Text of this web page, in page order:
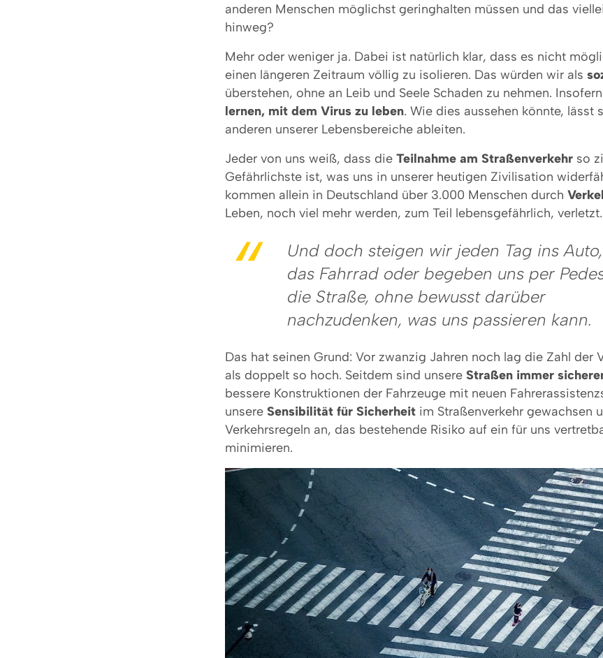
anderen Menschen möglichst geringhalten müssen und das
hinweg?
Mehr oder weniger ja. Dabei ist natürlich klar, dass es nicht
einen längeren Zeitraum völlig zu isolieren. Das würden wir als
überstehen, ohne an Leib und Seele Schaden zu nehmen.
lernen, mit dem Virus zu leben. Wie dies aussehen könnte, lässt
anderen unserer Lebensbereiche ableiten.
Jeder von uns weiß, dass die Teilnahme am Straßenverkehr so
Gefährlichste ist, was uns in unserer heutigen Zivilisation
kommen allein in Deutschland über 3.000 Menschen durch
Leben, noch viel mehr werden, zum Teil lebensgefährlich, verletzt.
Und doch steigen wir jeden Tag ins
das Fahrrad oder begeben uns per
die Straße, ohne bewusst darüber
nachzudenken, was uns passieren kann.
Das hat seinen Grund: Vor zwanzig Jahren noch lag die Zahl der
als doppelt so hoch. Seitdem sind unsere Straßen immer
bessere Konstruktionen der Fahrzeuge mit neuen
unsere Sensibilität für Sicherheit im Straßenverkehr gewachsen
Verkehrsregeln an, das bestehende Risiko auf ein für uns
minimieren.